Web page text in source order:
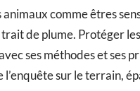
comme êtres
de plume. Protéger
ses méthodes et ses
l’enquête sur le terrain,